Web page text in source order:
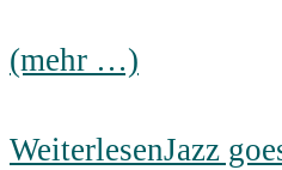
(mehr …)
WeiterlesenJazz